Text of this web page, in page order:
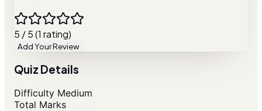
5 / 5 (1 rating)
Add Your Review
Quiz Details
Difficulty Medium
Total Marks